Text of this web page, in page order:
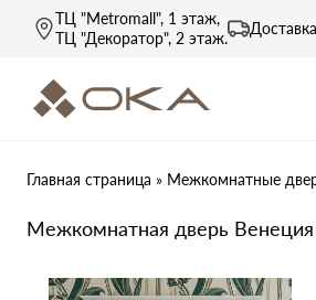
ТЦ "Metromall", 1 этаж,
ТЦ "Декоратор", 2 этаж.
Главная страница » Межкомнатные
Межкомнатная дверь